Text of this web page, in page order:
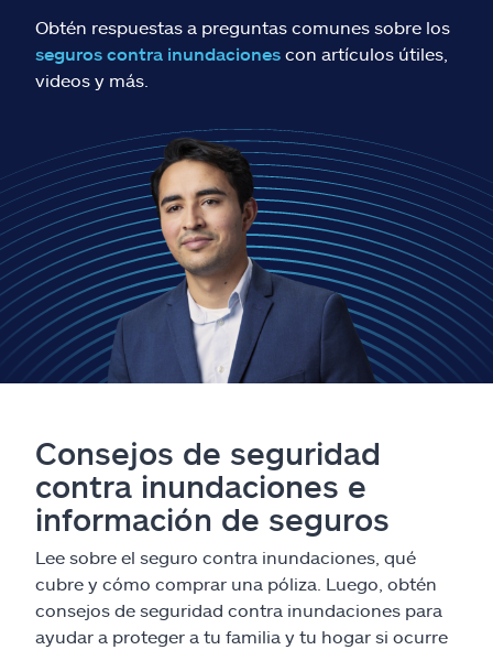
Recursos
Reclamos
Asistencia y apoyo
Buscar agente
Explore Allstate
Ashburn, VA 20146
Obtén respuestas a preguntas comunes sobre los
seguros contra inundaciones con artículos útiles,
videos y más.
Consejos de seguridad
contra inundaciones e
información de seguros
Lee sobre el seguro contra inundaciones, qué
cubre y cómo comprar una póliza. Luego, obtén
consejos de seguridad contra inundaciones para
ayudar a proteger a tu familia y tu hogar si ocurre